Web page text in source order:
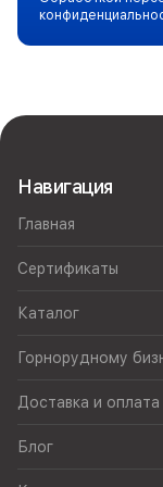
Навигация
Главная
Сертификаты
Каталог
Горнорудному
Доставка и оплата
Блог